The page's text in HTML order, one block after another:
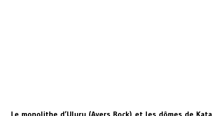
Le monolithe d’Uluru (Ayers Rock) et les dômes de Kata